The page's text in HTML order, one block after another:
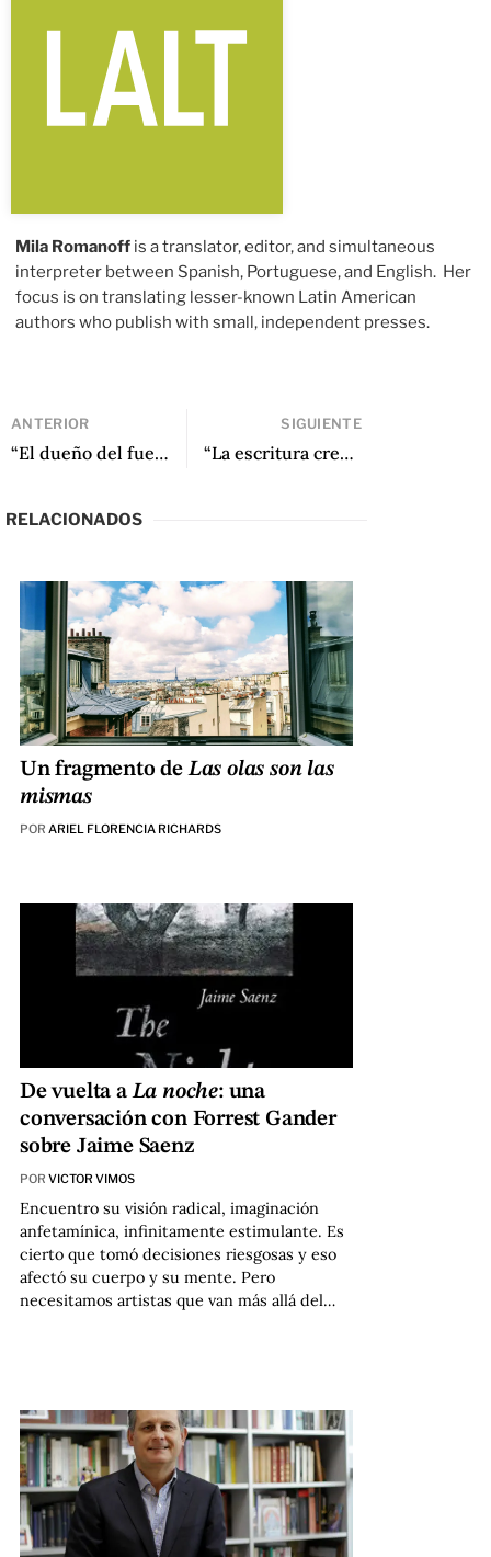
Mila Romanoff is a translator, editor, and simultaneous
interpreter between Spanish, Portuguese, and English. Her
focus is on translating lesser-known Latin American
authors who publish with small, independent presses.
ANTERIOR
“El dueño del fuego” de Sylvia Iparraguirre
SIGUIENTE
“La escritura creativa llegó para quedarse en las universidades” de Azriel Bibliowicz (Universidad Nacional de Colombia)
RELACIONADOS
Un fragmento deLas olas son las
mismas
POR ARIEL FLORENCIA RICHARDS
De vuelta aLa noche: una
conversación con Forrest Gander
sobre Jaime Saenz
POR VICTOR VIMOS
Encuentro su visión radical, imaginación
anfetamínica, infinitamente estimulante. Es
cierto que tomó decisiones riesgosas y eso
afectó su cuerpo y su mente. Pero
necesitamos artistas que van más allá del…